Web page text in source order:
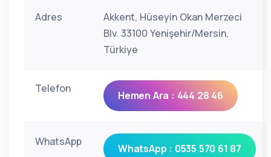
Adres
Akkent, Hüseyin Okan Merzeci
Blv. 33100 Yenişehir/Mersin,
Türkiye
Telefon
Hemen Ara : 444 28 46
WhatsApp
WhatsApp : 0535 570 61 87